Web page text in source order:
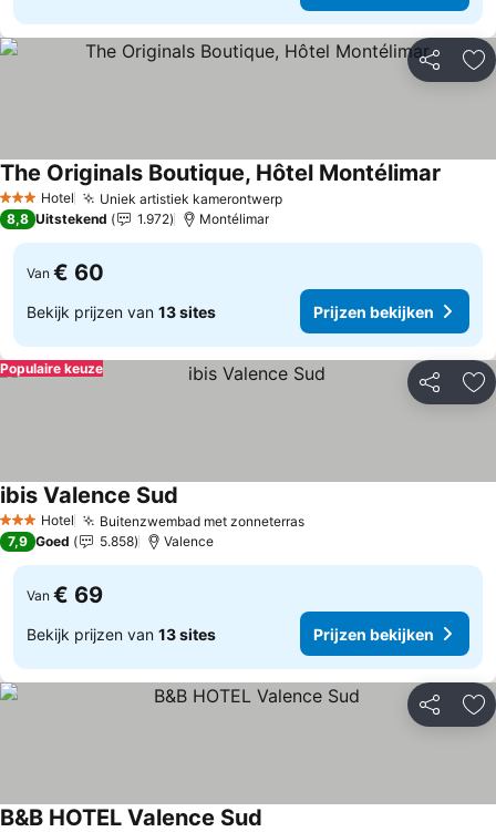
Delen
3 SterrenHotel Uniek artistiek kamerontwerpPrijzen bekijken
The Originals Boutique, Hôtel Montélimar
8,8 Uitstekend 1.972 Montélimar
Van € 60
Bekijk prijzen van 13 sites Prijzen bekijken
Delen
Populaire keuze
3 SterrenHotel Buitenzwembad met zonneterrasPrijzen bekijken
ibis Valence Sud
7,9 Goed 5.858 Valence
Van € 69
Bekijk prijzen van 13 sites Prijzen bekijken
Delen
B&B HOTEL Valence Sud